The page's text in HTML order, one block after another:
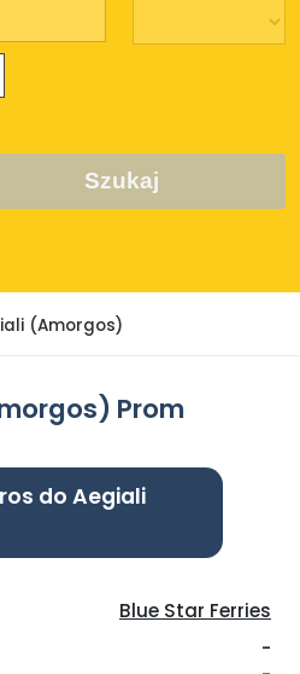
Szukaj
(Amorgos)
Prom
do Aegiali
Blue Star Ferries
-